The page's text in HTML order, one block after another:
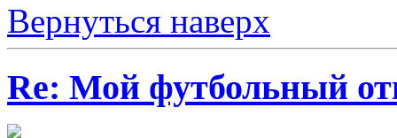
Вернуться наверх
Re: Мой футбольный